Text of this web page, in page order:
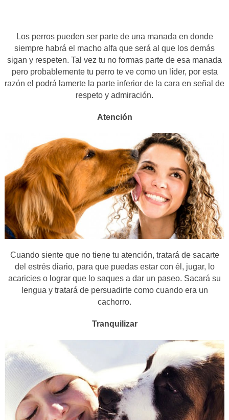
Los perros pueden ser parte de una manada en donde
siempre habrá el macho alfa que será al que los demás
sigan y respeten. Tal vez tu no formas parte de esa manada
pero probablemente tu perro te ve como un líder, por esta
razón el podrá lamerte la parte inferior de la cara en señal de
respeto y admiración.
Atención
Cuando siente que no tiene tu atención, tratará de sacarte
del estrés diario, para que puedas estar con él, jugar, lo
acaricies o lograr que lo saques a dar un paseo. Sacará su
lengua y tratará de persuadirte como cuando era un
cachorro.
Tranquilizar